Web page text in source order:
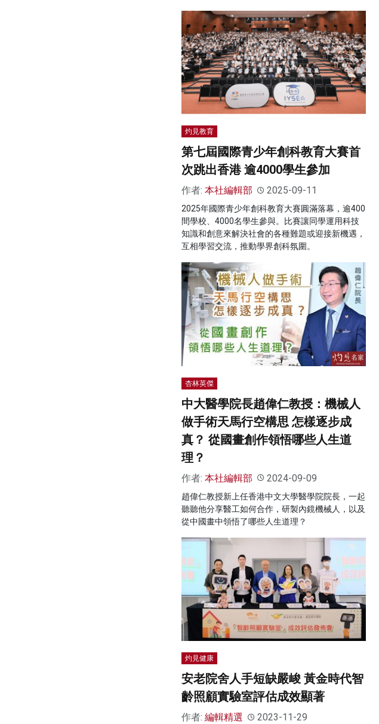
灼見教育
第七屆國際青少年創科教育大賽首
次跳出香港 逾4000學生參加
作者: 本社編輯部 2025-09-11
2025年國際青少年創科教育大賽圓滿落幕，逾400
間學校、4000名學生參與。比賽讓同學運用科技
知識和創意來解決社會的各種難題或迎接新機遇，
互相學習交流，推動學界創科氛圍。
杏林英傑
中大醫學院長趙偉仁教授：機械人
做手術天馬行空構思 怎樣逐步成
真？ 從國畫創作領悟哪些人生道
理？
作者: 本社編輯部 2024-09-09
趙偉仁教授新上任香港中文大學醫學院院長，一起
聽聽他分享醫工如何合作，研製內鏡機械人，以及
從中國畫中領悟了哪些人生道理？
灼見健康
安老院舍人手短缺嚴峻 黃金時代智
齡照顧實驗室評估成效顯著
作者: 編輯精選 2023-11-29